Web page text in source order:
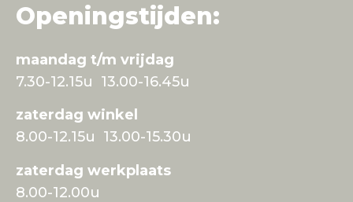
Openingstijden:
maandag t/m vrijdag
7.30-12.15u 13.00-16.45u
zaterdag winkel
8.00-12.15u 13.00-15.30u
zaterdag werkplaats
8.00-12.00u